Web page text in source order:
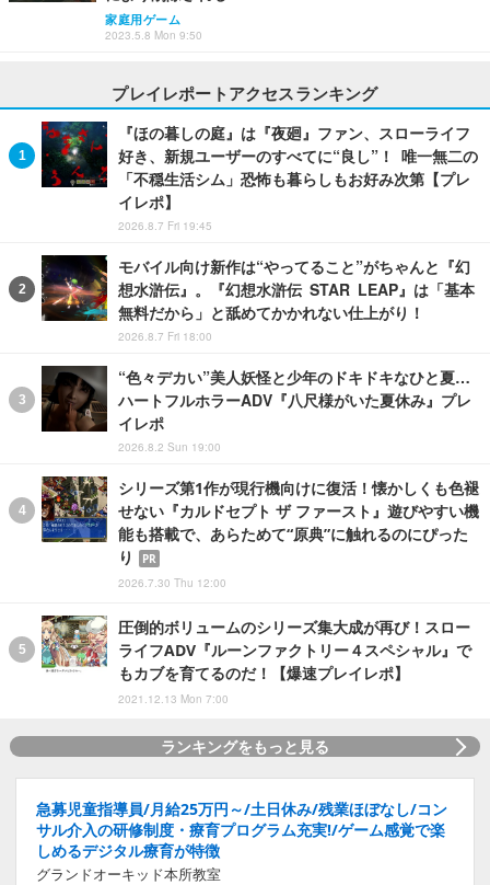
家庭用ゲーム
2023.5.8 Mon 9:50
プレイレポートアクセスランキング
『ほの暮しの庭』は『夜廻』ファン、スローライフ
好き、新規ユーザーのすべてに“良し”！ 唯一無二の
「不穏生活シム」恐怖も暮らしもお好み次第【プレ
イレポ】
2026.8.7 Fri 19:45
モバイル向け新作は“やってること”がちゃんと『幻
想水滸伝』。『幻想水滸伝 STAR LEAP』は「基本
無料だから」と舐めてかかれない仕上がり！
2026.8.7 Fri 18:00
“色々デカい”美人妖怪と少年のドキドキなひと夏…
ハートフルホラーADV『八尺様がいた夏休み』プレ
イレポ
2026.8.2 Sun 19:00
シリーズ第1作が現行機向けに復活！懐かしくも色褪
せない『カルドセプト ザ ファースト』遊びやすい機
能も搭載で、あらためて“原典”に触れるのにぴった
り
PR
2026.7.30 Thu 12:00
圧倒的ボリュームのシリーズ集大成が再び！スロー
ライフADV『ルーンファクトリー４スペシャル』で
もカブを育てるのだ！【爆速プレイレポ】
2021.12.13 Mon 7:00
ランキングをもっと見る
急募児童指導員/月給25万円～/土日休み/残業ほぼなし/コン
サル介入の研修制度・療育プログラム充実!/ゲーム感覚で楽
しめるデジタル療育が特徴
グランドオーキッド本所教室